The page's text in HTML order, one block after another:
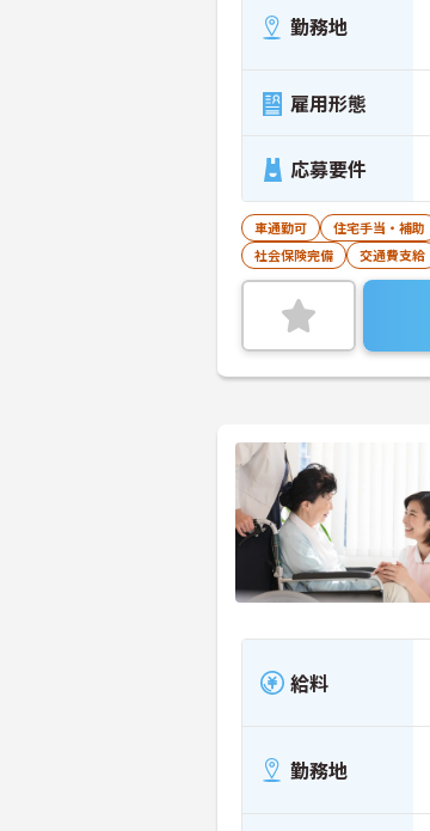
勤務地
雇用形態
応募要件
車通勤可 住宅手当・補助
社会保険完備
交通費支給
給料
勤務地